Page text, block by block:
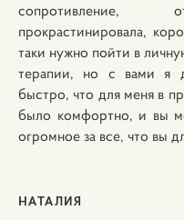
сопротивление,
прокрастинировала,
таки нужно пойти в
терапии, но с вами я
быстро, что для меня в
было комфортно, и вы
огромное за все, что вы
НАТАЛИЯ